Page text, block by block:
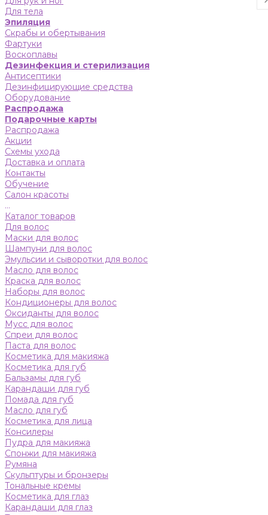
Для тела
Эпиляция
Скрабы и обертывания
Фартуки
Воскоплавы
Дезинфекция и стерилизация
Антисептики
Дезинфицирующие средства
Оборудование
Распродажа
Подарочные карты
Распродажа
Акции
Схемы ухода
Доставка и оплата
Контакты
Обучение
Салон красоты
...
Каталог товаров
Для волос
Маски для волос
Шампуни для волос
Эмульсии и сыворотки для волос
Масло для волос
Краска для волос
Наборы для волос
Кондиционеры для волос
Оксиданты для волос
Мусс для волос
Спреи для волос
Паста для волос
Косметика для макияжа
Косметика для губ
Бальзамы для губ
Карандаши для губ
Помада для губ
Масло для губ
Косметика для лица
Консилеры
Пудра для макияжа
Спонжи для макияжа
Румяна
Скульптуры и бронзеры
Тональные кремы
Косметика для глаз
Карандаши для глаз